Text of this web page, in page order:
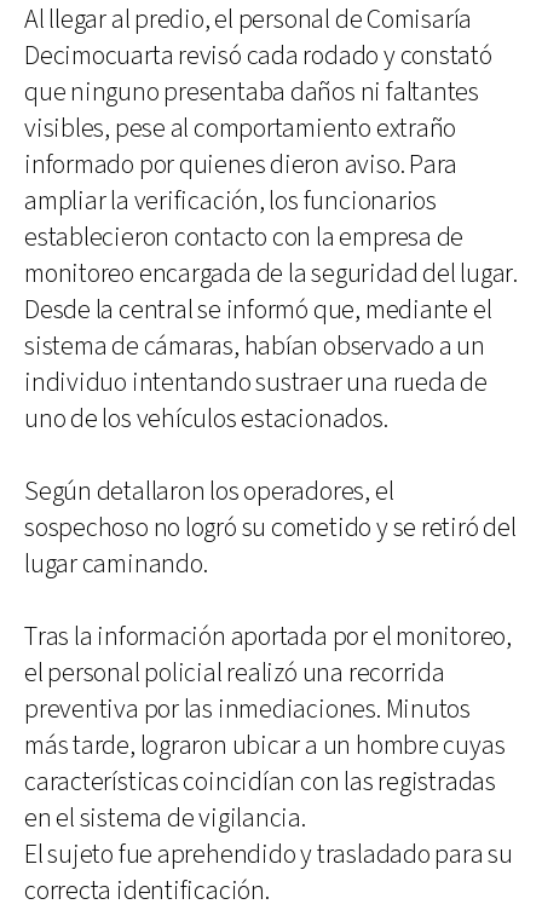
Al llegar al predio, el personal de Comisaría
Decimocuarta revisó cada rodado y constató
que ninguno presentaba daños ni faltantes
visibles, pese al comportamiento extraño
informado por quienes dieron aviso. Para
ampliar la verificación, los funcionarios
establecieron contacto con la empresa de
monitoreo encargada de la seguridad del lugar.
Desde la central se informó que, mediante el
sistema de cámaras, habían observado a un
individuo intentando sustraer una rueda de
uno de los vehículos estacionados.
Según detallaron los operadores, el
sospechoso no logró su cometido y se retiró del
lugar caminando.
Tras la información aportada por el monitoreo,
el personal policial realizó una recorrida
preventiva por las inmediaciones. Minutos
más tarde, lograron ubicar a un hombre cuyas
características coincidían con las registradas
en el sistema de vigilancia.
El sujeto fue aprehendido y trasladado para su
correcta identificación.